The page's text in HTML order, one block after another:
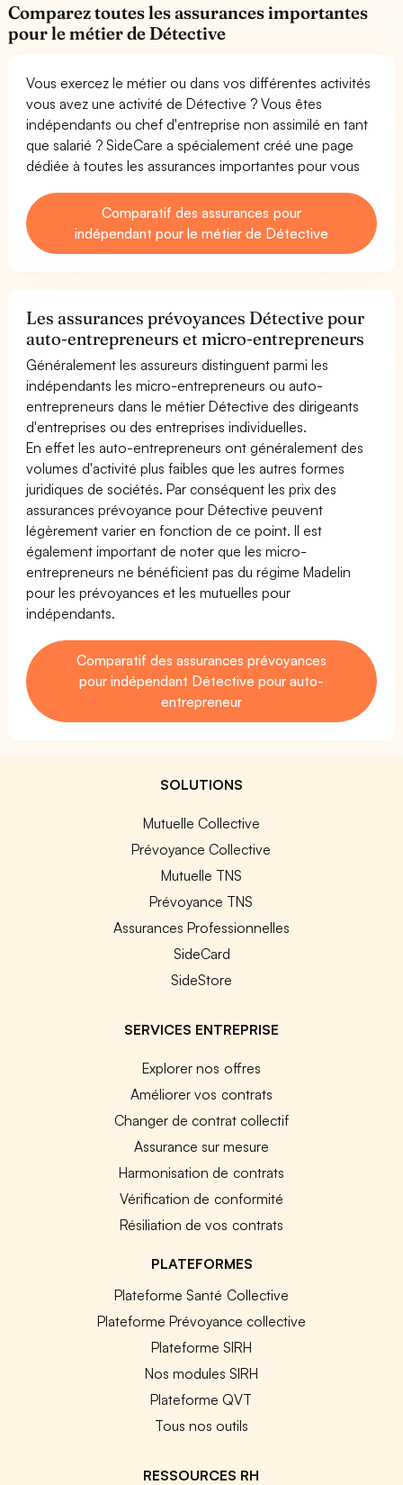
Comparez toutes les assurances importantes
pour le métier de Détective
Vous exercez le métier ou dans vos différentes activités
vous avez une activité de Détective ? Vous êtes
indépendants ou chef d'entreprise non assimilé en tant
que salarié ? SideCare a spécialement créé une page
dédiée à toutes les assurances importantes pour vous
Comparatif des assurances pour
indépendant pour le métier de Détective
Les assurances prévoyances Détective pour
auto-entrepreneurs et micro-entrepreneurs
Généralement les assureurs distinguent parmi les
indépendants les micro-entrepreneurs ou auto-
entrepreneurs dans le métier Détective des dirigeants
d'entreprises ou des entreprises individuelles.
En effet les auto-entrepreneurs ont généralement des
volumes d'activité plus faibles que les autres formes
juridiques de sociétés. Par conséquent les prix des
assurances prévoyance pour Détective peuvent
légèrement varier en fonction de ce point. Il est
également important de noter que les micro-
entrepreneurs ne bénéficient pas du régime Madelin
pour les prévoyances et les mutuelles pour
indépendants.
Comparatif des assurances prévoyances
pour indépendant Détective pour auto-
entrepreneur
SOLUTIONS
Mutuelle Collective
Prévoyance Collective
Mutuelle TNS
Prévoyance TNS
Assurances Professionnelles
SideCard
SideStore
SERVICES ENTREPRISE
Explorer nos offres
Améliorer vos contrats
Changer de contrat collectif
Assurance sur mesure
Harmonisation de contrats
Vérification de conformité
Résiliation de vos contrats
PLATEFORMES
Plateforme Santé Collective
Plateforme Prévoyance collective
Plateforme SIRH
Nos modules SIRH
Plateforme QVT
Tous nos outils
RESSOURCES RH